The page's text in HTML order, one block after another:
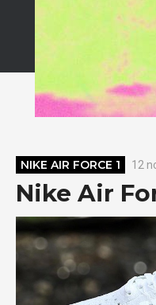
NIKE AIR FORCE 1 12
Nike Air